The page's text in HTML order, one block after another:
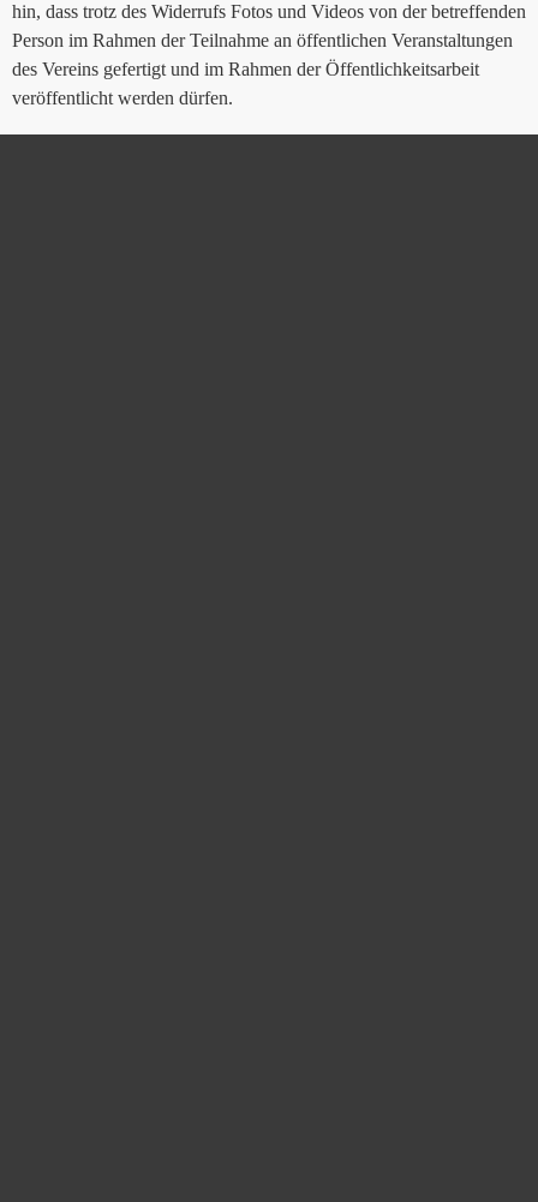
hin, dass trotz des Widerrufs Fotos und Videos von der betreffenden
Person im Rahmen der Teilnahme an öffentlichen Veranstaltungen
des Vereins gefertigt und im Rahmen der Öffentlichkeitsarbeit
veröffentlicht werden dürfen.